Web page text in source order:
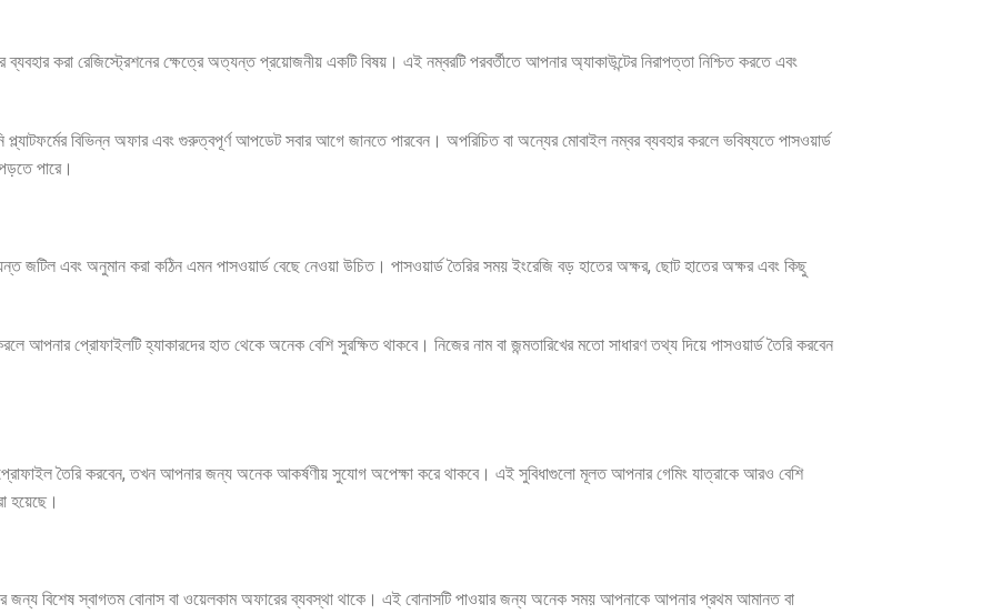
করা রেজিস্ট্রেশনের ক্ষেত্রে অত্যন্ত প্রয়োজনীয় একটি বিষয়। এই নম্বরটি পরবর্তীতে আপনার অ্যাকাউন্টের নিরাপত্তা নিশ্চিত করতে এবং
বিভিন্ন অফার এবং গুরুত্বপূর্ণ আপডেট সবার আগে জানতে পারবেন। অপরিচিত বা অন্যের মোবাইল নম্বর ব্যবহার করলে ভবিষ্যতে পাসওয়ার্ড
পারে।
জটিল এবং অনুমান করা কঠিন এমন পাসওয়ার্ড বেছে নেওয়া উচিত। পাসওয়ার্ড তৈরির সময় ইংরেজি বড় হাতের অক্ষর, ছোট হাতের অক্ষর এবং কিছু
আপনার প্রোফাইলটি হ্যাকারদের হাত থেকে অনেক বেশি সুরক্ষিত থাকবে। নিজের নাম বা জন্মতারিখের মতো সাধারণ তথ্য দিয়ে পাসওয়ার্ড তৈরি করবেন
প্রোফাইল তৈরি করবেন, তখন আপনার জন্য অনেক আকর্ষণীয় সুযোগ অপেক্ষা করে থাকবে। এই সুবিধাগুলো মূলত আপনার গেমিং যাত্রাকে আরও বেশি
হয়েছে।
জন্য বিশেষ স্বাগতম বোনাস বা ওয়েলকাম অফারের ব্যবস্থা থাকে। এই বোনাসটি পাওয়ার জন্য অনেক সময় আপনাকে আপনার প্রথম আমানত বা